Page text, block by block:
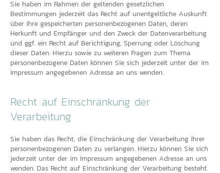
Sie haben im Rahmen der geltenden gesetzlichen
Bestimmungen jederzeit das Recht auf unentgeltliche Auskunft
über Ihre gespeicherten personenbezogenen Daten, deren
Herkunft und Empfänger und den Zweck der Datenverarbeitung
und ggf. ein Recht auf Berichtigung, Sperrung oder Löschung
dieser Daten. Hierzu sowie zu weiteren Fragen zum Thema
personenbezogene Daten können Sie sich jederzeit unter der im
Impressum angegebenen Adresse an uns wenden.
Recht auf Einschränkung der
Verarbeitung
Sie haben das Recht, die Einschränkung der Verarbeitung Ihrer
personenbezogenen Daten zu verlangen. Hierzu können Sie sich
jederzeit unter der im Impressum angegebenen Adresse an uns
wenden. Das Recht auf Einschränkung der Verarbeitung besteht